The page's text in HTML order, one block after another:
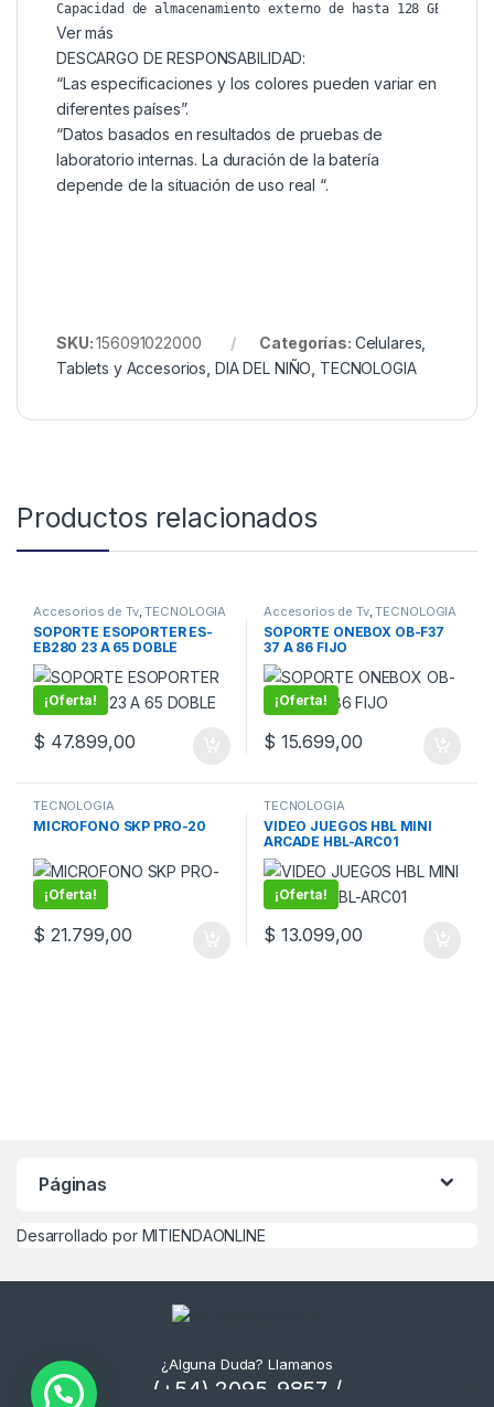
Capacidad de almacenamiento externo de hasta 128 GB
Ver más
DESCARGO DE RESPONSABILIDAD:
“Las especificaciones y los colores pueden variar en
diferentes países”.
“Datos basados ​​en resultados de pruebas de
laboratorio internas. La duración de la batería
depende de la situación de uso real “.
SKU:156091022000 Categorías: Celulares,
Tablets y Accesorios DIA DEL NIÑO TECNOLOGIA
Productos relacionados
Accesorios de Tv,TECNOLOGIA
SOPORTE ESOPORTER ES-
EB280 23 A 65 DOBLE
¡Oferta!
$ 47.899,00
Accesorios de Tv,TECNOLOGIA
SOPORTE ONEBOX OB-F37
37 A 86 FIJO
¡Oferta!
$ 15.699,00
TECNOLOGIA
MICROFONO SKP PRO-20
¡Oferta!
$ 21.799,00
TECNOLOGIA
VIDEO JUEGOS HBL MINI
ARCADE HBL-ARC01
¡Oferta!
$ 13.099,00
Páginas
Desarrollado por MITIENDAONLINE
¿Alguna Duda? Llamanos
(+54) 2095-9857 /